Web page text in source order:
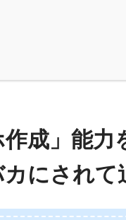
成」能力
にされて